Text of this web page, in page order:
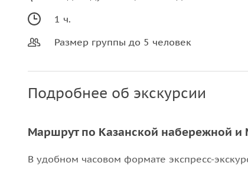
1 ч.
Размер группы до 5 человек
Подробнее об экскурсии
Маршрут по Казанской набережной и
В удобном часовом формате экспресс-